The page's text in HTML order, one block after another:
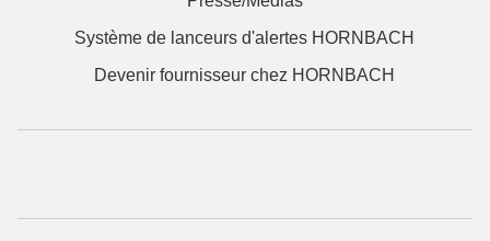
Système de lanceurs d'alertes HORNBACH
Devenir fournisseur chez HORNBACH